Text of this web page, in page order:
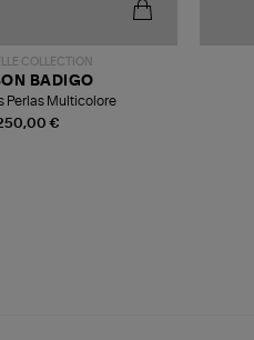
COLLECTION
€
BADIGO
Perlas Multicolore